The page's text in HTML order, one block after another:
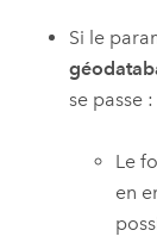
Si le
se passe :
Le
en